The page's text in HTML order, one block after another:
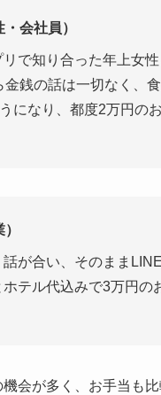
会社員）
で知り合った年上女
銭の話は一切なく、
になり、都度2万円の
が合い、そのまま
テル代込みで3万円の
会が多く、お手当も